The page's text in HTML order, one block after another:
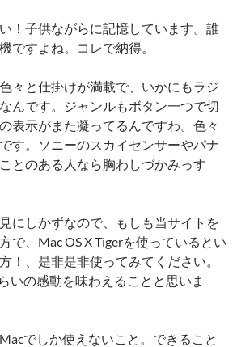
！子供ながらに記憶しています。誰
ですよね。コレで納得。
々と仕掛けが満載で、いかにもラジ
んです。ジャンルもボタン一つで切
表示がまた凝ってるんですわ。色々
す。ソニーのスカイセンサーやパナ
とのある人なら胸わしづかみっす
にしかずなので、もしも当サイトを
で、Mac OS X Tigerを使っているとい
！、是非是非使ってみてください。
いの感動を味わえることと思いま
でしか使えないこと。できること